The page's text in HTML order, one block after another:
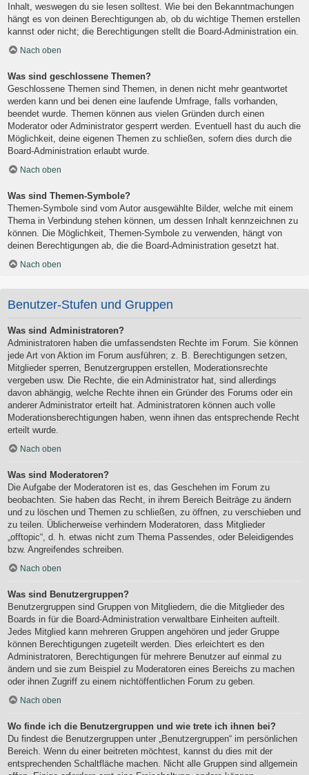
Inhalt, weswegen du sie lesen solltest. Wie bei den Bekanntmachungen
hängt es von deinen Berechtigungen ab, ob du wichtige Themen erstellen
kannst oder nicht; die Berechtigungen stellt die Board-Administration ein.
Nach oben
Was sind geschlossene Themen?
Geschlossene Themen sind Themen, in denen nicht mehr geantwortet
werden kann und bei denen eine laufende Umfrage, falls vorhanden,
beendet wurde. Themen können aus vielen Gründen durch einen
Moderator oder Administrator gesperrt werden. Eventuell hast du auch die
Möglichkeit, deine eigenen Themen zu schließen, sofern dies durch die
Board-Administration erlaubt wurde.
Nach oben
Was sind Themen-Symbole?
Themen-Symbole sind vom Autor ausgewählte Bilder, welche mit einem
Thema in Verbindung stehen können, um dessen Inhalt kennzeichnen zu
können. Die Möglichkeit, Themen-Symbole zu verwenden, hängt von
deinen Berechtigungen ab, die die Board-Administration gesetzt hat.
Nach oben
Benutzer-Stufen und Gruppen
Was sind Administratoren?
Administratoren haben die umfassendsten Rechte im Forum. Sie können
jede Art von Aktion im Forum ausführen; z. B. Berechtigungen setzen,
Mitglieder sperren, Benutzergruppen erstellen, Moderationsrechte
vergeben usw. Die Rechte, die ein Administrator hat, sind allerdings
davon abhängig, welche Rechte ihnen ein Gründer des Forums oder ein
anderer Administrator erteilt hat. Administratoren können auch volle
Moderationsberechtigungen haben, wenn ihnen das entsprechende Recht
erteilt wurde.
Nach oben
Was sind Moderatoren?
Die Aufgabe der Moderatoren ist es, das Geschehen im Forum zu
beobachten. Sie haben das Recht, in ihrem Bereich Beiträge zu ändern
und zu löschen und Themen zu schließen, zu öffnen, zu verschieben und
zu teilen. Üblicherweise verhindern Moderatoren, dass Mitglieder
„offtopic“, d. h. etwas nicht zum Thema Passendes, oder Beleidigendes
bzw. Angreifendes schreiben.
Nach oben
Was sind Benutzergruppen?
Benutzergruppen sind Gruppen von Mitgliedern, die die Mitglieder des
Boards in für die Board-Administration verwaltbare Einheiten aufteilt.
Jedes Mitglied kann mehreren Gruppen angehören und jeder Gruppe
können Berechtigungen zugeteilt werden. Dies erleichtert es den
Administratoren, Berechtigungen für mehrere Benutzer auf einmal zu
ändern und sie zum Beispiel zu Moderatoren eines Bereichs zu machen
oder ihnen Zugriff zu einem nichtöffentlichen Forum zu geben.
Nach oben
Wo finde ich die Benutzergruppen und wie trete ich ihnen bei?
Du findest die Benutzergruppen unter „Benutzergruppen“ im persönlichen
Bereich. Wenn du einer beitreten möchtest, kannst du dies mit der
entsprechenden Schaltfläche machen. Nicht alle Gruppen sind allgemein